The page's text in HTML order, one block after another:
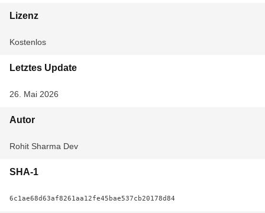
Lizenz
Kostenlos
Letztes Update
26. Mai 2026
Autor
Rohit Sharma Dev
SHA-1
6c1ae68d63af8261aa12fe45bae537cb20178d84